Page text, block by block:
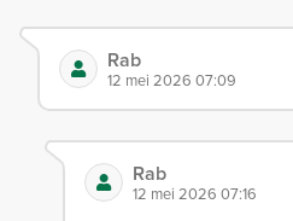
Rab
12 mei 2026 07:09
Rab
12 mei 2026 07:16